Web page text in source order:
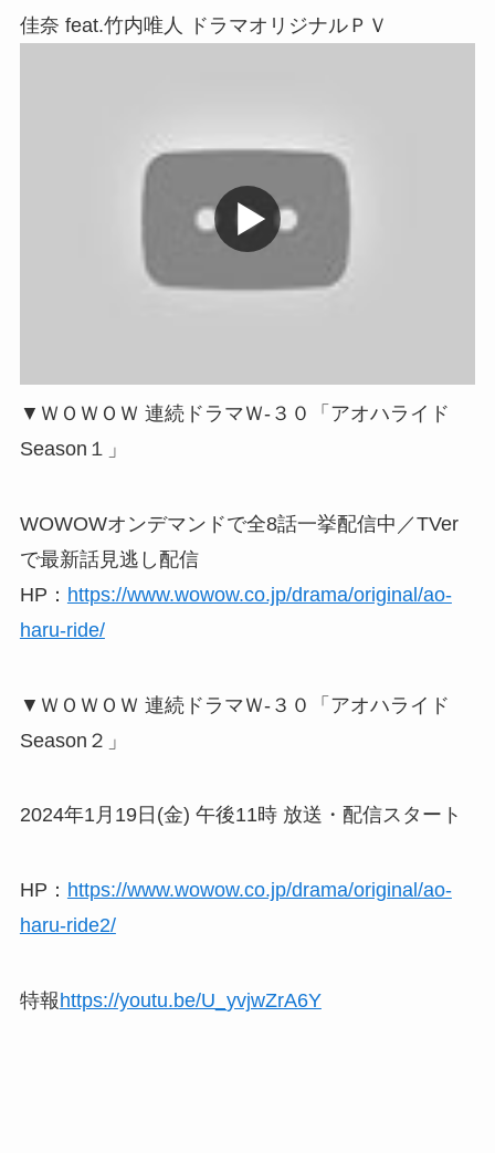
佳奈 feat.竹内唯人 ドラマオリジナルＰＶ
▼ＷＯＷＯＷ 連続ドラマＷ-３０「アオハライド
Season１」
WOWOWオンデマンドで全8話一挙配信中／TVer
で最新話見逃し配信
HP： https://www.wowow.co.jp/drama/original/ao-
haru-ride/
▼ＷＯＷＯＷ 連続ドラマＷ-３０「アオハライド
Season２」
2024年1月19日(金) 午後11時 放送・配信スタート
HP： https://www.wowow.co.jp/drama/original/ao-
haru-ride2/
特報 https://youtu.be/U_yvjwZrA6Y